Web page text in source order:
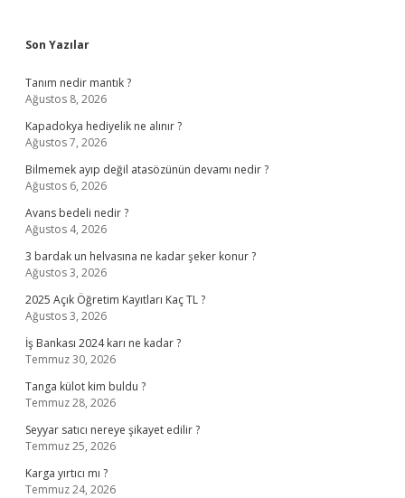
Sidebar
Son Yazılar
Tanım nedir mantık ?
Ağustos 8, 2026
Kapadokya hediyelik ne alınır ?
Ağustos 7, 2026
Bilmemek ayıp değil atasözünün devamı nedir ?
Ağustos 6, 2026
Avans bedeli nedir ?
Ağustos 4, 2026
3 bardak un helvasına ne kadar şeker konur ?
Ağustos 3, 2026
2025 Açık Öğretim Kayıtları Kaç TL ?
Ağustos 3, 2026
İş Bankası 2024 karı ne kadar ?
Temmuz 30, 2026
Tanga külot kim buldu ?
Temmuz 28, 2026
Seyyar satıcı nereye şikayet edilir ?
Temmuz 25, 2026
Karga yırtıcı mı ?
Temmuz 24, 2026